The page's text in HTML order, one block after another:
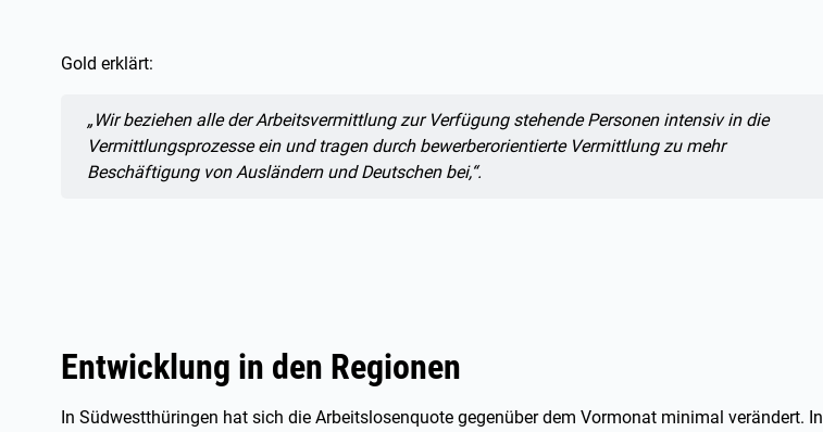
Gold erklärt:
Zitat:
„Wir beziehen alle der Arbeitsvermittlung zur Verfügung stehende Personen intensiv in die
Vermittlungsprozesse ein und tragen durch bewerberorientierte Vermittlung zu mehr
Beschäftigung von Ausländern und Deutschen bei,“.
Entwicklung in den Regionen
In Südwestthüringen hat sich die Arbeitslosenquote gegenüber dem Vormonat minimal verändert. In